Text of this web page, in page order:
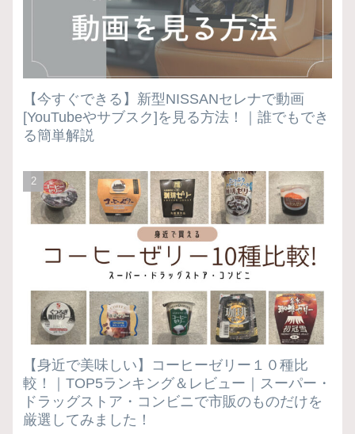
【今すぐできる】新型NISSANセレナで動画
[YouTubeやサブスク]を見る方法！｜誰でもでき
る簡単解説
【身近で美味しい】コーヒーゼリー１０種比
較！｜TOP5ランキング＆レビュー｜スーパー・
ドラッグストア・コンビニで市販のものだけを
厳選してみました！